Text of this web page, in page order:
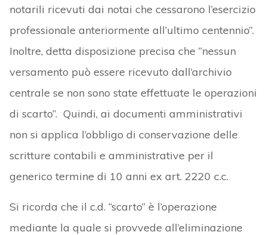
notarili ricevuti dai notai che cessarono l’esercizio
professionale anteriormente all’ultimo centennio”.
Inoltre, detta disposizione precisa che “nessun
versamento può essere ricevuto dall’archivio
centrale se non sono state effettuate le operazioni
di scarto”. Quindi, ai documenti amministrativi
non si applica l’obbligo di conservazione delle
scritture contabili e amministrative per il
generico termine di 10 anni ex art. 2220 c.c.
Si ricorda che il c.d. “scarto” è l’operazione
mediante la quale si provvede all’eliminazione